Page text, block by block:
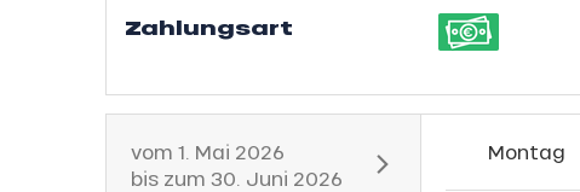
Zahlungsart
vom 1. Mai 2026
bis zum 30. Juni 2026
Montag